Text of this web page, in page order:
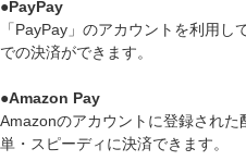
●PayPay
「PayPay」のアカウントを利用
での決済ができます。
●Amazon Pay
Amazonのアカウントに登録され
単・スピーディに決済できます。